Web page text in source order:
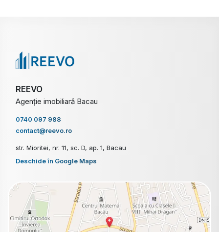
REEVO
Agenție imobiliară Bacau
0740 097 988
contact@reevo.ro
str. Mioritei, nr. 11, sc. D, ap. 1, Bacau
Deschide în Google Maps